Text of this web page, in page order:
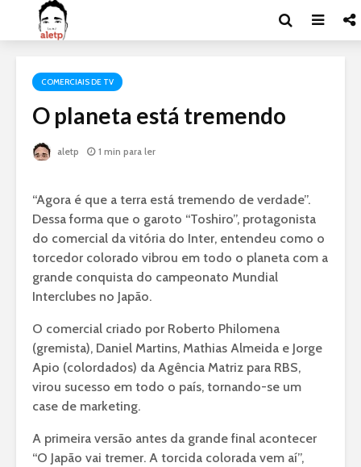
COMERCIAIS DE TV
O planeta está tremendo
aletp 1 min para ler
“Agora é que a terra está tremendo de verdade”.
Dessa forma que o garoto “Toshiro”, protagonista
do comercial da vitória do Inter, entendeu como o
torcedor colorado vibrou em todo o planeta com a
grande conquista do campeonato Mundial
Interclubes no Japão.
O comercial criado por Roberto Philomena
(gremista), Daniel Martins, Mathias Almeida e Jorge
Apio (colordados) da Agência Matriz para RBS,
virou sucesso em todo o país, tornando-se um
case de marketing.
A primeira versão antes da grande final acontecer
“O Japão vai tremer. A torcida colorada vem aí”,